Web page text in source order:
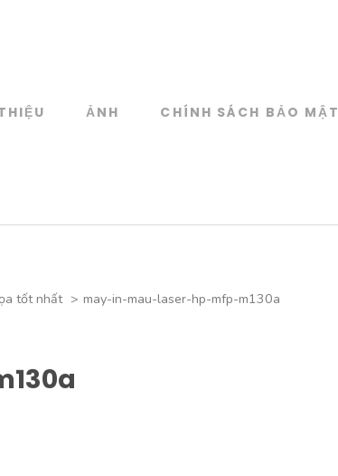
ẢNH CHÍNH SÁCH BẢO MẬT
tốt nhất > may-in-mau-laser-hp-mfp-m130a